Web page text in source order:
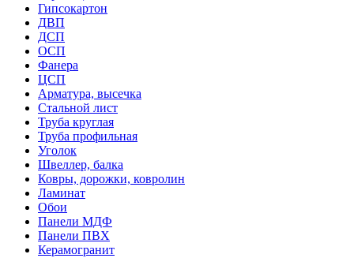
Гипсокартон
ДВП
ДСП
ОСП
Фанера
ЦСП
Арматура, высечка
Стальной лист
Труба круглая
Труба профильная
Уголок
Швеллер, балка
Ковры, дорожки, ковролин
Ламинат
Обои
Панели МДФ
Панели ПВХ
Керамогранит